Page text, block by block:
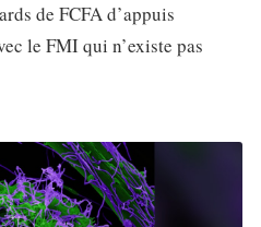
de FCFA d’appuis
le FMI qui n’existe pas